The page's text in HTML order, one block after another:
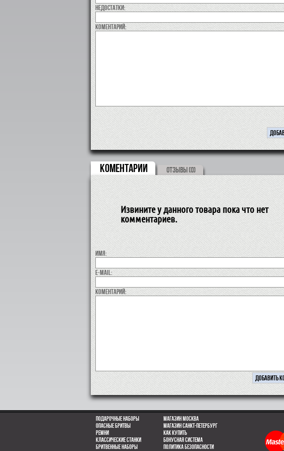
недостатки:
коментарий:
КОМЕНТАРИИ ОТЗЫВЫ (0)
Извините у данного товара пока что нет
комментариев.
Имя:
E-MAIL:
коментарий:
Подарочные наборы
Опасные бритвы
Ремни
Классические станки
Бритвенные наборы
Магазин Москва
Магазин Санкт-Петербург
Как купить
Бонусная система
Политика безопасности